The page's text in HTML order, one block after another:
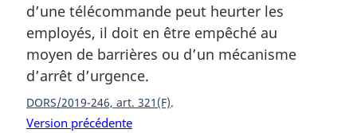
d’une télécommande peut heurter les
employés, il doit en être empêché au
moyen de barrières ou d’un mécanisme
d’arrêt d’urgence.
DORS/2019-246, art. 321(F)
Version précédente